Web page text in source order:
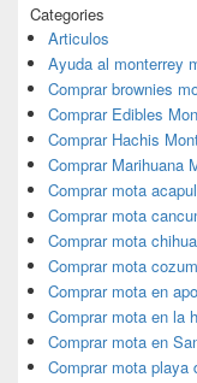
Categories
Articulos
Ayuda al monterrey
Comprar brownies
Comprar Edibles
Comprar Hachis
Comprar Marihuana
Comprar mota
Comprar mota
Comprar mota
Comprar mota
Comprar mota en
Comprar mota en la
Comprar mota en
Comprar mota playa